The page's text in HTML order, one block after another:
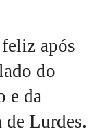
feliz após
do
e da
Lurdes.